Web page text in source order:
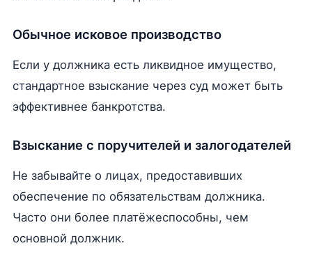
Обычное исковое производство
Если у должника есть ликвидное имущество,
стандартное взыскание через суд может быть
эффективнее банкротства.
Взыскание с поручителей и залогодателей
Не забывайте о лицах, предоставивших
обеспечение по обязательствам должника.
Часто они более платёжеспособны, чем
основной должник.